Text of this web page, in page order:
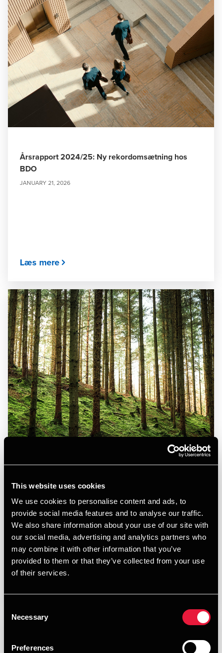
This website uses cookies
We use cookies to personalise content and ads, to
provide social media features and to analyse our traffic.
We also share information about your use of our site with
our social media, advertising and analytics partners who
may combine it with other information that you’ve
provided to them or that they’ve collected from your use
of their services.
Selection
Necessary
Preferences
Årsrapport 2024/25: Ny rekordomsætning hos
BDO
JANUARY 21, 2026
Læs mere
BDO når klimamål og styrker ESG-indsatsen
JANUARY 21, 2026